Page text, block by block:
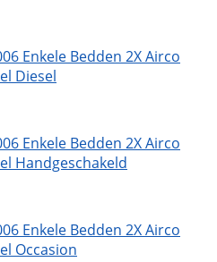
Enkele Bedden 2X Airco
Diesel
Enkele Bedden 2X Airco
Handgeschakeld
Enkele Bedden 2X Airco
Occasion